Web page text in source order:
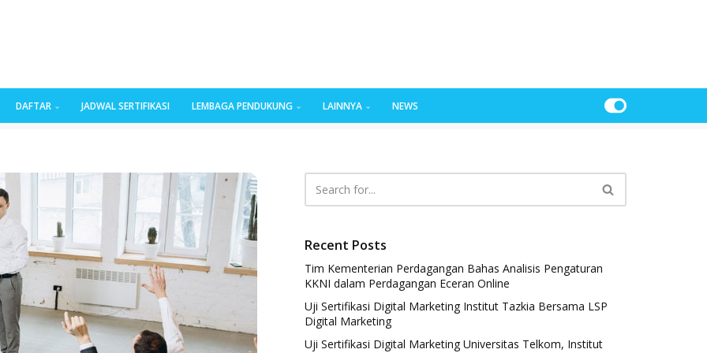
DAFTAR JADWAL SERTIFIKASI LEMBAGA PENDUKUNG LAINNYA NEWS
Recent Posts
Tim Kementerian Perdagangan Bahas Analisis Pengaturan
KKNI dalam Perdagangan Eceran Online
Uji Sertifikasi Digital Marketing Institut Tazkia Bersama LSP
Digital Marketing
Uji Sertifikasi Digital Marketing Universitas Telkom, Institut